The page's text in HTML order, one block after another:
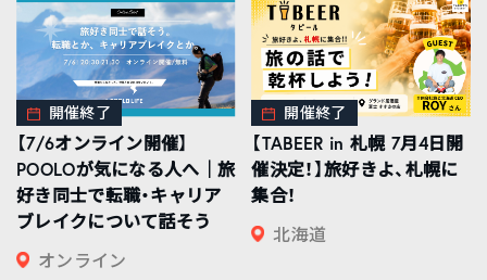
開催終了
【7/6オンライン開催】
POOLOが気になる人へ｜旅
好き同士で転職・キャリア
ブレイクについて話そう
オンライン
開催終了
【TABEER in 札幌 7月4日開
催決定！】旅好きよ、札幌に
集合！
北海道